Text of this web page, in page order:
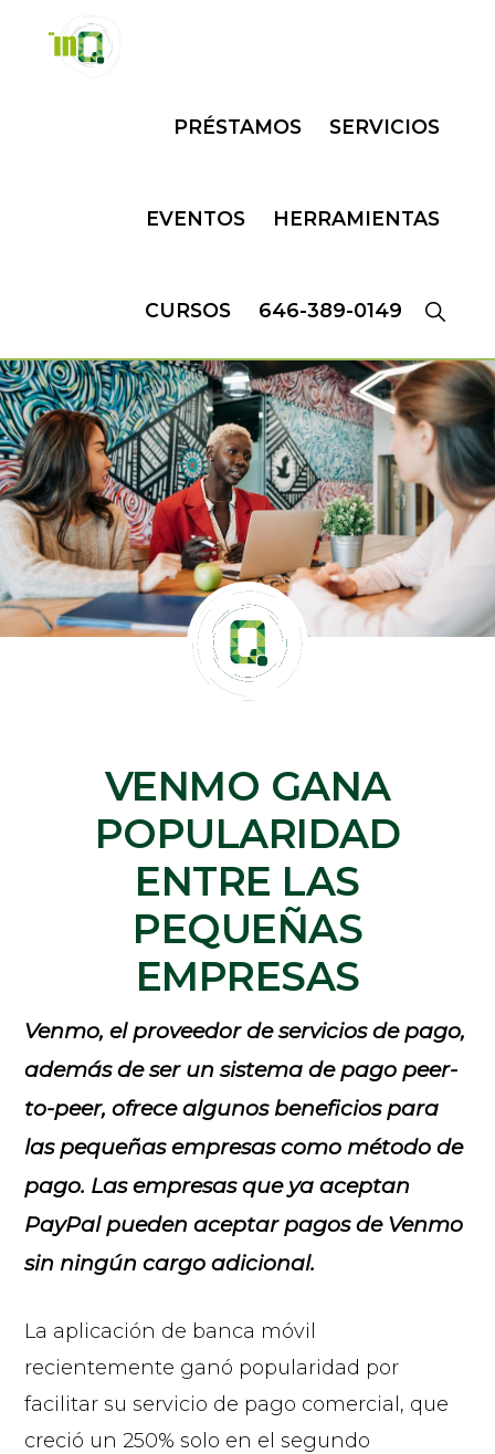
PRÉSTAMOS SERVICIOS
EVENTOS HERRAMIENTAS
CURSOS 646-389-0149
VENMO GANA
POPULARIDAD
ENTRE LAS
PEQUEÑAS
EMPRESAS
Venmo, el proveedor de servicios de pago,
además de ser un sistema de pago peer-
to-peer, ofrece algunos beneficios para
las pequeñas empresas como método de
pago. Las empresas que ya aceptan
PayPal pueden aceptar pagos de Venmo
sin ningún cargo adicional.
La aplicación de banca móvil
recientemente ganó popularidad por
facilitar su servicio de pago comercial, que
creció un 250% solo en el segundo